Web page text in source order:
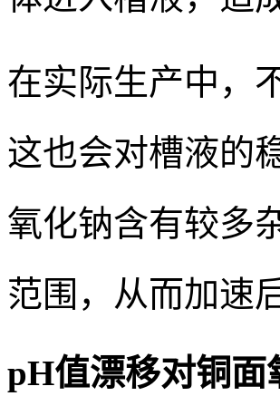
在实际生产中，
这也会对槽液的
氧化钠含有较多
范围，从而加速
pH值漂移对铜面